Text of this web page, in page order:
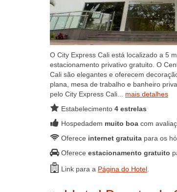
O City Express Cali está localizado a 5
estacionamento privativo gratuito. O
Cali são elegantes e oferecem
plana, mesa de trabalho e banheiro
pelo City Express Cali... mais detalhes
Estabelecimento 4 estrelas
Hospedadem muito boa com
Oferece internet gratuita para os
Oferece estacionamento gratuito
Link para a Página do Hotel